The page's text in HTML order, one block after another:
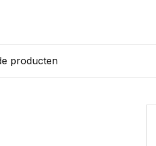
producten